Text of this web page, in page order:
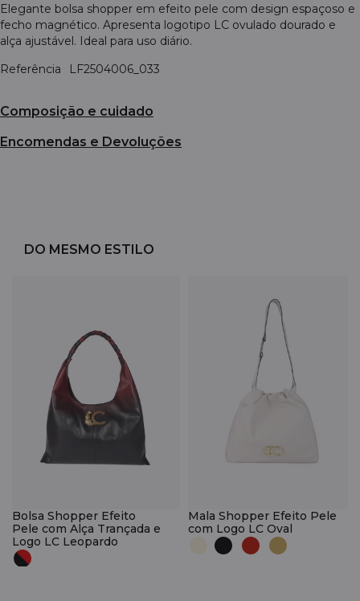
Elegante bolsa shopper em efeito pele com design espaçoso e
fecho magnético. Apresenta logotipo LC ovulado dourado e
alça ajustável. Ideal para uso diário.
Referência
LF2504006_033
Composição e cuidado
Encomendas e Devoluções
DO MESMO ESTILO
Bolsa Shopper Efeito
Pele com Alça Trançada e
Logo LC Leopardo
Mala Shopper Efeito Pele
com Logo LC Oval